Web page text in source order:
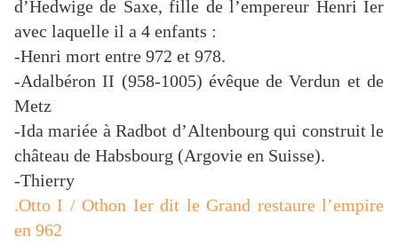
d’Hedwige de Saxe, fille de l’empereur Henri Ier
avec laquelle il a 4 enfants :
-Henri mort entre 972 et 978.
-Adalbéron II (958-1005) évêque de Verdun et de
Metz
-Ida mariée à Radbot d’Altenbourg qui construit le
château de Habsbourg (Argovie en Suisse).
-Thierry
.Otto I / Othon Ier dit le Grand restaure l’empire
en 962